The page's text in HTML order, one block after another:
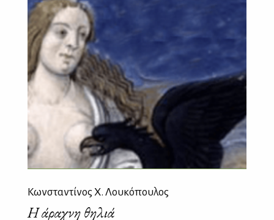
Κωνσταντίνος Χ. Λουκόπουλος
Η άραχνη θηλιά